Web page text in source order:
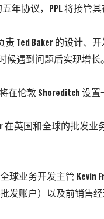
年协议，PPL 将接管
责 Ted Baker 的设计、
候遇到问题后实现增长
在伦敦 Shoreditch 设置
在英国和全球的批发
球业务开发主管 Kevin
发账户）以及前销售经